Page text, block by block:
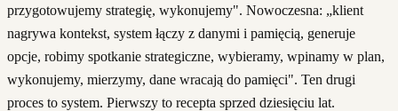
przygotowujemy strategię, wykonujemy". Nowoczesna: „klient
nagrywa kontekst, system łączy z danymi i pamięcią, generuje
opcje, robimy spotkanie strategiczne, wybieramy, wpinamy w plan,
wykonujemy, mierzymy, dane wracają do pamięci". Ten drugi
proces to system. Pierwszy to recepta sprzed dziesięciu lat.